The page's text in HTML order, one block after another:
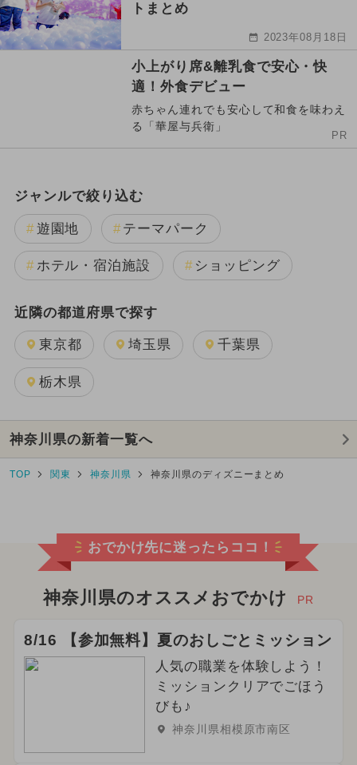
トまとめ
2023年08月18日
小上がり席&離乳食で安心・快
適！外食デビュー
赤ちゃん連れでも安心して和食を味わえ
る「華屋与兵衛」
PR
ジャンルで絞り込む
遊園地 テーマパーク
ホテル・宿泊施設 ショッピング
近隣の都道府県で探す
東京都 埼玉県 千葉県
栃木県
神奈川県の新着一覧へ
TOP 関東 神奈川県 神奈川県のディズニーまとめ
おでかけ先に迷ったらココ！
神奈川県のオススメおでかけ PR
8/16 【参加無料】夏のおしごとミッション
人気の職業を体験しよう！
ミッションクリアでごほう
びも♪
神奈川県相模原市南区